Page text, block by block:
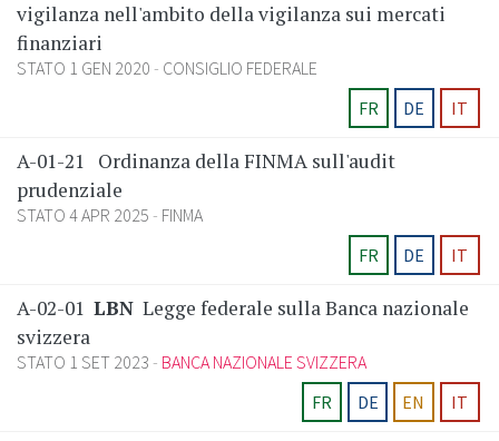
vigilanza nell'ambito della vigilanza sui mercati
finanziari
STATO 1 GEN 2020
CONSIGLIO FEDERALE
FR
DE IT
A-01-21
Ordinanza della FINMA sull'audit
prudenziale
STATO 4 APR 2025
FINMA
FR
DE IT
A-02-01 LBN Legge federale sulla Banca nazionale
svizzera
STATO 1 SET 2023
BANCA NAZIONALE SVIZZERA
FR
DE EN IT